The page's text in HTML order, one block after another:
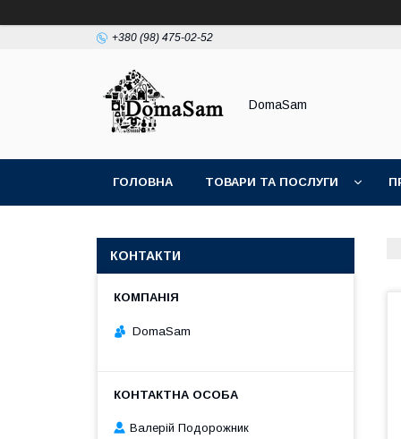
+380 (98) 475-02-52
DomaSam
ГОЛОВНА ТОВАРИ ТА ПОСЛУГИ
КОНТАКТИ
DomaSam
Валерій Подорожник